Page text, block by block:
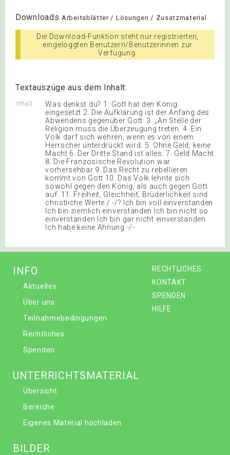
Downloads Arbeitsblätter / Lösungen / Zusatzmaterial
Die Download-Funktion steht nur registrierten,
eingeloggten Benutzern/Benutzerinnen zur
Verfügung.
Textauszüge aus dem Inhalt:
Inhalt
Was denkst du? 1. Gott hat den König
eingesetzt 2. Die Aufklärung ist der Anfang des
Abwendens gegenüber Gott. 3. „An Stelle der
Religion muss die Überzeugung treten. 4. Ein
Volk darf sich wehren, wenn es von einem
Herrscher unterdrückt wird. 5. Ohne Geld, keine
Macht 6. Der Dritte Stand ist alles. 7. Geld Macht
8. Die Französische Revolution war
vorhersehbar 9. Das Recht zu rebellieren
kommt von Gott 10. Das Volk lehnte sich
sowohl gegen den König, als auch gegen Gott
auf. 11. Freiheit, Gleichheit, Brüderlichkeit sind
christliche Werte / -/? Ich bin voll einverstanden
Ich bin ziemlich einverstanden Ich bin nicht so
einverstanden Ich bin gar nicht einverstanden
Ich habe keine Ahnung -/-
RECHTLICHES
KONTAKT
SPENDEN
HILFE
INFO
Aktuelles
Über uns
Teilnahmebedingungen
Rechtliches
Spenden
UNTERRICHTSMATERIAL
Übersicht
Bereiche
Eigenes Material hochladen
BILDER